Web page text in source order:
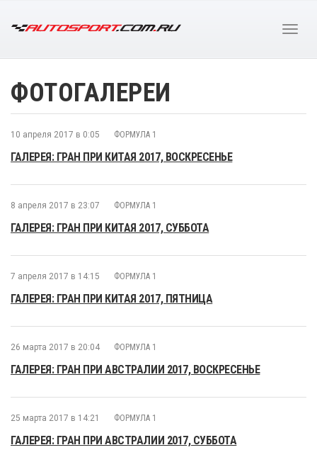
ФОТОГАЛЕРЕИ
10 апреля 2017 в 0:05 ФОРМУЛА 1
ГАЛЕРЕЯ: ГРАН ПРИ КИТАЯ 2017, ВОСКРЕСЕНЬЕ
8 апреля 2017 в 23:07 ФОРМУЛА 1
ГАЛЕРЕЯ: ГРАН ПРИ КИТАЯ 2017, СУББОТА
7 апреля 2017 в 14:15 ФОРМУЛА 1
ГАЛЕРЕЯ: ГРАН ПРИ КИТАЯ 2017, ПЯТНИЦА
26 марта 2017 в 20:04 ФОРМУЛА 1
ГАЛЕРЕЯ: ГРАН ПРИ АВСТРАЛИИ 2017, ВОСКРЕСЕНЬЕ
25 марта 2017 в 14:21 ФОРМУЛА 1
ГАЛЕРЕЯ: ГРАН ПРИ АВСТРАЛИИ 2017, СУББОТА